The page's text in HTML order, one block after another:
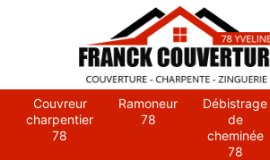
Couvreur
charpentier
78
Ramoneur
78
Débistrage
de
cheminée
78